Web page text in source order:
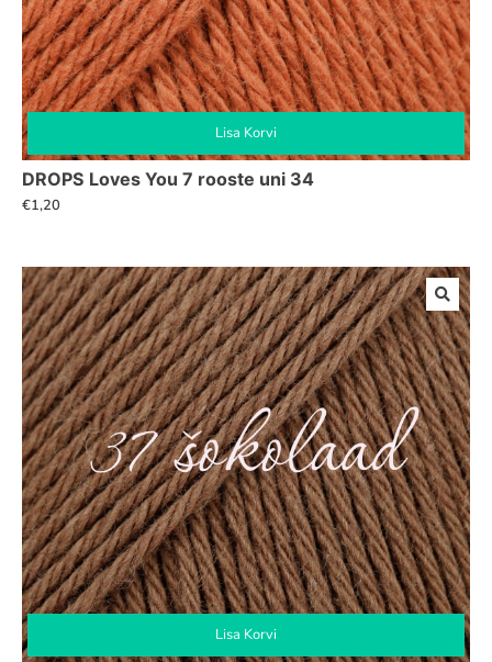
Lisa Korvi
DROPS Loves You 7 rooste uni 34
€1,20
Lisa Korvi